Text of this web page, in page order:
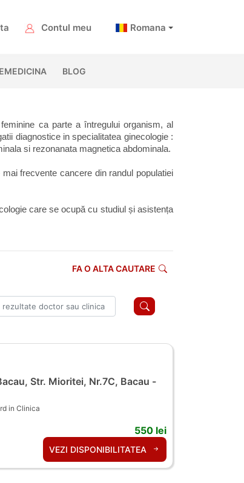
Contul meu Romana
BLOG
ca parte a întregului organism, al
diagnostice in specialitatea ginecologie :
si rezonanata magnetica abdominala.
frecvente cancere din randul populatiei
care se ocupă cu studiul și asistența
FA O ALTA CAUTARE
Str. Mioritei, Nr.7C, Bacau -
in Clinica
550 lei
VEZI DISPONIBILITATEA